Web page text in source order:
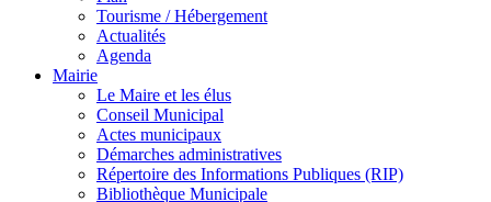
Tourisme / Hébergement
Actualités
Agenda
Mairie
Le Maire et les élus
Conseil Municipal
Actes municipaux
Démarches administratives
Répertoire des Informations Publiques (RIP)
Bibliothèque Municipale